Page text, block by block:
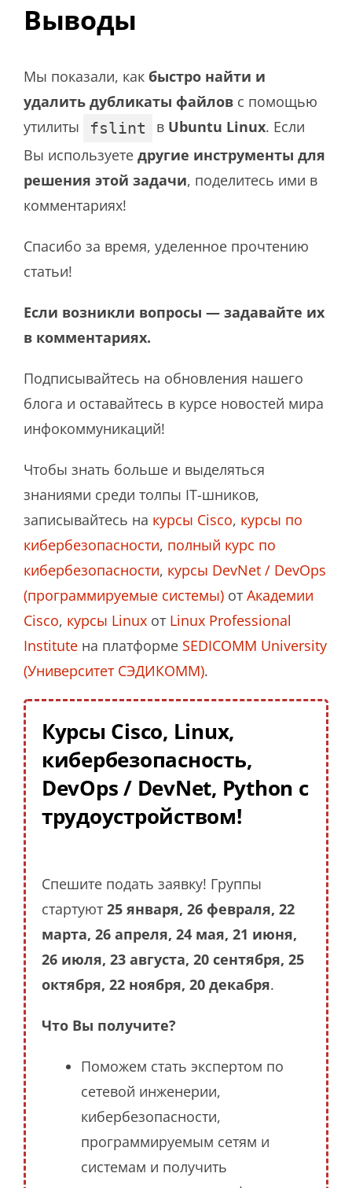
Выводы
Мы показали, как быстро найти и
удалить дубликаты файлов с помощью
утилиты
fslint в Ubuntu Linux. Если
Вы используете другие инструменты для
решения этой задачи, поделитесь ими в
комментариях!
Спасибо за время, уделенное прочтению
статьи!
Если возникли вопросы — задавайте их
в комментариях.
Подписывайтесь на обновления нашего
блога и оставайтесь в курсе новостей мира
инфокоммуникаций!
Чтобы знать больше и выделяться
знаниями среди толпы IT-шников,
записывайтесь на курсы Cisco, курсы по
кибербезопасности, полный курс по
кибербезопасности, курсы DevNet / DevOps
(программируемые системы) от Академии
Cisco, курсы Linux от Linux Professional
Institute на платформе SEDICOMM University
(Университет СЭДИКОММ).
Курсы Cisco, Linux,
кибербезопасность,
DevOps / DevNet, Python с
трудоустройством!
Спешите подать заявку! Группы
стартуют 25 января, 26 февраля, 22
марта, 26 апреля, 24 мая, 21 июня,
26 июля, 23 августа, 20 сентября, 25
октября, 22 ноября, 20 декабря.
Что Вы получите?
Поможем стать экспертом по
сетевой инженерии,
кибербезопасности,
программируемым сетям и
системам и получить